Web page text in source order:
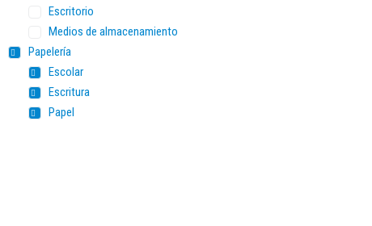
Escritorio
Medios de almacenamiento
Papelería
Escolar
Escritura
Papel